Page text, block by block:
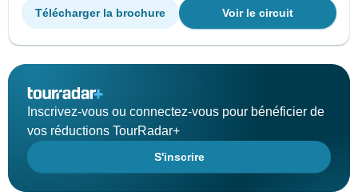
Voir le circuit
Télécharger la brochure
Inscrivez-vous ou connectez-vous pour bénéficier de
vos réductions TourRadar+
S'inscrire